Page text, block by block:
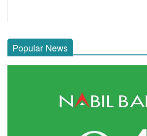
Popular News